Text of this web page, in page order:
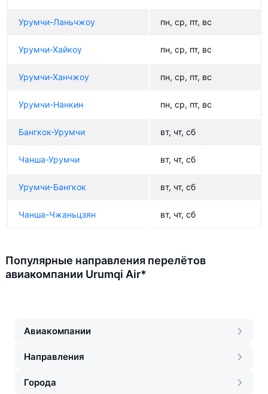
Урумчи-Ланьчжоу пн, ср, пт, вс
Урумчи-Хайкоу пн, ср, пт, вс
Урумчи-Ханчжоу пн, ср, пт, вс
Урумчи-Нанкин пн, ср, пт, вс
Бангкок-Урумчи вт, чт, сб
Чанша-Урумчи вт, чт, сб
Урумчи-Бангкок вт, чт, сб
Чанша-Чжаньцзян вт, чт, сб
Популярные направления перелётов
авиакомпании Urumqi Air*
Авиакомпании
Направления
Города